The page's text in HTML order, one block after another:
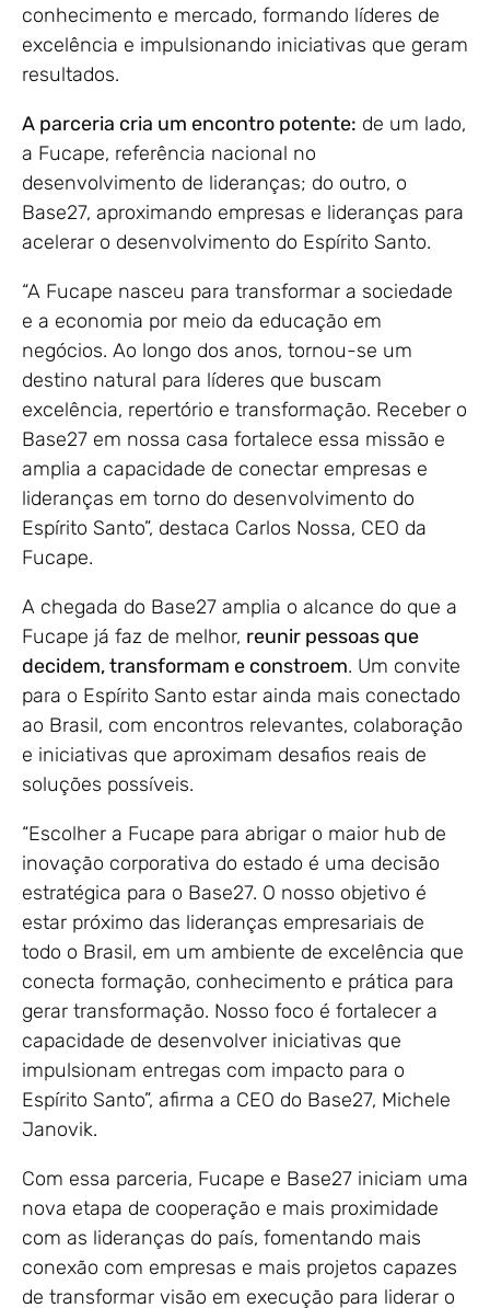
conhecimento e mercado, formando líderes de
excelência e impulsionando iniciativas que geram
resultados.
A parceria cria um encontro potente: de um lado,
a Fucape, referência nacional no
desenvolvimento de lideranças; do outro, o
Base27, aproximando empresas e lideranças para
acelerar o desenvolvimento do Espírito Santo.
“A Fucape nasceu para transformar a sociedade
e a economia por meio da educação em
negócios. Ao longo dos anos, tornou-se um
destino natural para líderes que buscam
excelência, repertório e transformação. Receber o
Base27 em nossa casa fortalece essa missão e
amplia a capacidade de conectar empresas e
lideranças em torno do desenvolvimento do
Espírito Santo”, destaca Carlos Nossa, CEO da
Fucape.
A chegada do Base27 amplia o alcance do que a
Fucape já faz de melhor, reunir pessoas que
decidem, transformam e constroem. Um convite
para o Espírito Santo estar ainda mais conectado
ao Brasil, com encontros relevantes, colaboração
e iniciativas que aproximam desafios reais de
soluções possíveis.
“Escolher a Fucape para abrigar o maior hub de
inovação corporativa do estado é uma decisão
estratégica para o Base27. O nosso objetivo é
estar próximo das lideranças empresariais de
todo o Brasil, em um ambiente de excelência que
conecta formação, conhecimento e prática para
gerar transformação. Nosso foco é fortalecer a
capacidade de desenvolver iniciativas que
impulsionam entregas com impacto para o
Espírito Santo”, afirma a CEO do Base27, Michele
Janovik.
Com essa parceria, Fucape e Base27 iniciam uma
nova etapa de cooperação e mais proximidade
com as lideranças do país, fomentando mais
conexão com empresas e mais projetos capazes
de transformar visão em execução para liderar o